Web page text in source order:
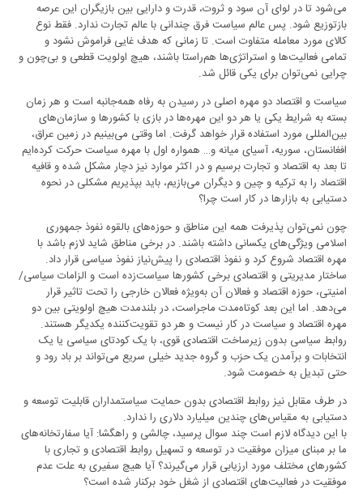
می‌شود تا در لوای آن سود و ثروت‌، قدرت و دارایی بین بازیگران این عرصه
بازتوزیع شود. پس عالم سیاست فرق چندانی با عالم تجارت ندارد. فقط نوع
کالای مورد معامله متفاوت است. تا زمانی که هدف غایی فراموش نشود و
تمامی فعالیت‌ها و استراتژی‌ها هم‌راستا باشند، هیچ اولویت قطعی و بی‌چون و
چرایی نمی‌توان برای یکی قائل شد.
سیاست و اقتصاد دو مهره اصلی در رسیدن به رفاه همه‌جانبه است و هر زمان
بسته به شرایط یکی یا هر دو این مهره‌ها در بازی با کشورها و سازمان‌های
بین‌المللی مورد استفاده قرار خواهد گرفت. اما وقتی می‌بینیم در زمین عراق،
افغانستان، سوریه، آسیای میانه و… همواره اول با مهره سیاست حرکت کرده‌ایم
تا بعد به اقتصاد و تجارت برسیم و در اکثر موارد نیز دچار مشکل شده و قافیه
اقتصاد را به ترکیه و چین و دیگران می‌بازیم، باید بپذیریم مشکلی در نحوه
دستیابی به بازار‌ها در کار است چرا؟
چون نمی‌توان پذیرفت همه این مناطق و حوزه‌های بالقوه نفوذ جمهوری
اسلامی ویژگی‌های یکسانی داشته باشند. در برخی مناطق شاید لازم باشد با
مهره اقتصاد شروع کرد و نفوذ اقتصادی را پیش‌نیاز نفوذ سیاسی قرار داد.
ساختار مدیریتی و اقتصادی برخی کشورها سیاست‌زده است و الزامات سیاسی/
امنیتی، حوزه اقتصاد و فعالان آن ‌به‌ویژه فعالان خارجی‌ را تحت تاثیر قرار
می‌دهد. اما این بعد کوتاه‌مدت ماجراست،‌ در بلندمدت هیچ اولویتی بین دو
مهره اقتصاد و سیاست در کار نیست و هر دو تقویت‌کننده یکدیگر هستند.
روابط سیاسی بدون زیرساخت اقتصادی قوی، با یک کودتای سیاسی یا یک
انتخابات و برآمدن یک حزب و گروه جدید خیلی سریع می‌تواند بر باد رود و
حتی تبدیل به خصومت شود.
در طرف مقابل نیز روابط اقتصادی بدون حمایت سیاستمداران قابلیت توسعه و
دستیابی به مقیاس‌های چندین میلیارد دلاری را ندارد.
با این دیدگاه لازم است چند سوال پرسید، چالشی و راهگشا: آیا سفارتخانه‌های
ما بر مبنای میزان موفقیت در توسعه و تسهیل روابط اقتصادی و تجاری با
کشورهای مختلف مورد ارزیابی قرار می‌گیرند؟ آیا هیچ سفیری به علت عدم
موفقیت در فعالیت‌های اقتصادی از شغل خود برکنار شده است؟